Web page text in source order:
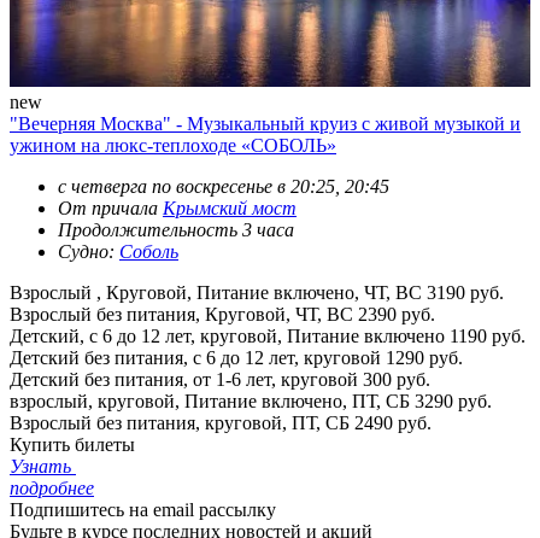
new
"Вечерняя Москва" - Музыкальный круиз с живой музыкой и
ужином на люкс-теплоходе «СОБОЛЬ»
с четверга по воскресенье в 20:25, 20:45
От причала Крымский мост
Продолжительность 3 часа
Судно: Соболь
Взрослый , Круговой, Питание включено, ЧТ, ВС 3190 руб.
Взрослый без питания, Круговой, ЧТ, ВС 2390 руб.
Детский, с 6 до 12 лет, круговой, Питание включено 1190 руб.
Детский без питания, с 6 до 12 лет, круговой 1290 руб.
Детский без питания, от 1-6 лет, круговой 300 руб.
взрослый, круговой, Питание включено, ПТ, СБ 3290 руб.
Взрослый без питания, круговой, ПТ, СБ 2490 руб.
Купить билеты
Узнать
подробнее
Подпишитесь на email рассылку
Будьте в курсе последних новостей и акций